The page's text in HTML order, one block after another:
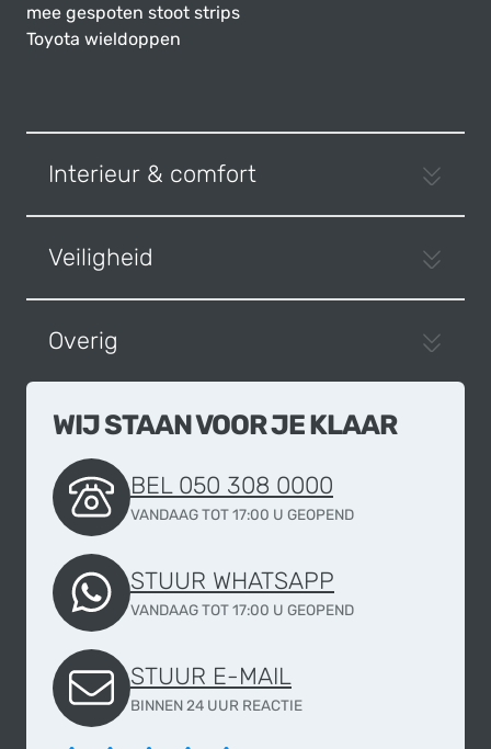
mee gespoten stoot strips
Toyota wieldoppen
Interieur & comfort
Veiligheid
Overig
WIJ STAAN VOOR JE KLAAR
BEL 050 308 0000
VANDAAG TOT 17:00 U GEOPEND
STUUR WHATSAPP
VANDAAG TOT 17:00 U GEOPEND
STUUR E-MAIL
BINNEN 24 UUR REACTIE